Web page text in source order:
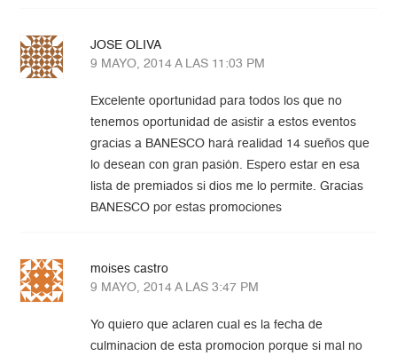
JOSE OLIVA
9 MAYO, 2014 A LAS 11:03 PM
Excelente oportunidad para todos los que no
tenemos oportunidad de asistir a estos eventos
gracias a BANESCO hará realidad 14 sueños que
lo desean con gran pasión. Espero estar en esa
lista de premiados si dios me lo permite. Gracias
BANESCO por estas promociones
moises castro
9 MAYO, 2014 A LAS 3:47 PM
Yo quiero que aclaren cual es la fecha de
culminacion de esta promocion porque si mal no